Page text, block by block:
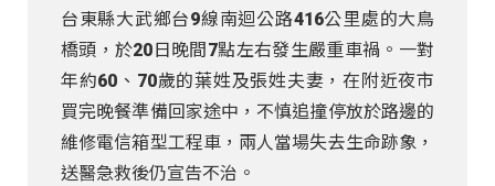
台東縣大武鄉台9線南迴公路416公里處的大鳥
橋頭，於20日晚間7點左右發生嚴重車禍。一對
年約60、70歲的葉姓及張姓夫妻，在附近夜市
買完晚餐準備回家途中，不慎追撞停放於路邊的
維修電信箱型工程車，兩人當場失去生命跡象，
送醫急救後仍宣告不治。